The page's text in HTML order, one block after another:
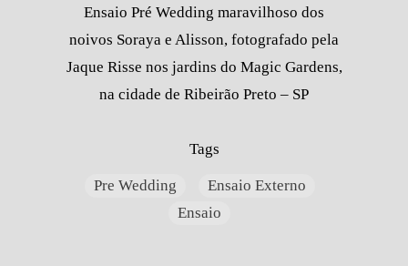
Ensaio Pré Wedding maravilhoso dos
noivos Soraya e Alisson, fotografado pela
Jaque Risse nos jardins do Magic Gardens,
na cidade de Ribeirão Preto – SP
Tags
Pre Wedding
Ensaio Externo
Ensaio